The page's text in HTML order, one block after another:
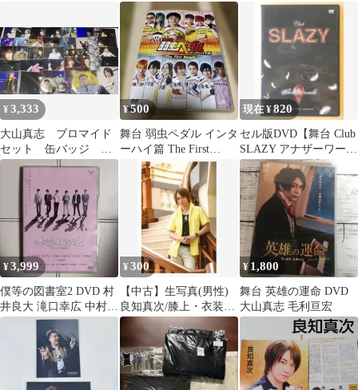
スケ 大山真志
¥3,333
大山真志 ブロマイド
セット 缶バッジ 直
筆サイン
¥500
舞台 弱虫ペダル インタ
ーハイ篇 The First
Result〈2枚組〉
現在 ¥820
セル版DVD【舞台 Club
SLAZY アナザーワール
ド】大山真志 加藤良輔
¥3,999
僕等の図書室2 DVD 村
井良大 滝口幸広 中村龍
介
¥300
【中古】生写真(男性)
良知真次/膝上・衣装
黒・黄色・両手組み・
階段/中河内雅貴×植木
豪/良知真次×大山真志
『俺旅。in香港』完成
披露イベント
¥ 1,800
舞台 英雄の運命 DVD
大山真志 毛利亘宏